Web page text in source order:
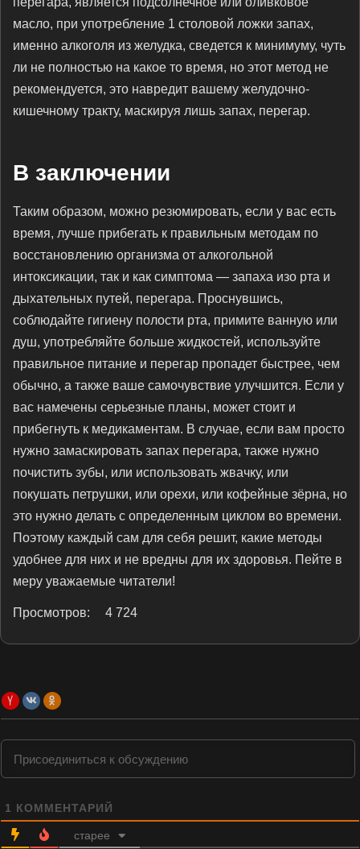
масло, при употребление 1 столовой ложки запах,
именно алкоголя из желудка, сведется к минимуму, чуть
ли не полностью на какое то время, но этот метод не
рекомендуется, это навредит вашему желудочно-
кишечному тракту, маскируя лишь запах, перегар.
В заключении
Таким образом, можно резюмировать, если у вас есть
время, лучше прибегать к правильным методам по
восстановлению организма от алкогольной
интоксикации, так и как симптома — запаха изо рта и
дыхательных путей, перегара. Проснувшись,
соблюдайте гигиену полости рта, примите ванную или
душ, употребляйте больше жидкостей, используйте
правильное питание и перегар пропадет быстрее, чем
обычно, а также ваше самочувствие улучшится. Если у
вас намечены серьезные планы, может стоит и
прибегнуть к медикаментам. В случае, если вам просто
нужно замаскировать запах перегара, также нужно
почистить зубы, или использовать жвачку, или
покушать петрушки, или орехи, или кофейные зёрна, но
это нужно делать с определенным циклом во времени.
Поэтому каждый сам для себя решит, какие методы
удобнее для них и не вредны для их здоровья. Пейте в
меру уважаемые читатели!
Просмотров: 4 724
1 КОММЕНТАРИЙ
старее